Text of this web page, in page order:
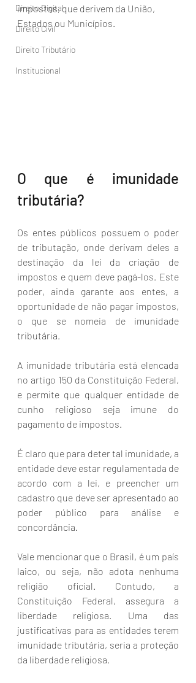
Direito Digital
Direito Civil
Direito Tributário
Institucional
impostos, que derivem da União,
Estados ou Municípios.
O que é imunidade
tributária?
Os entes públicos possuem o poder
de tributação, onde derivam deles a
destinação da lei da criação de
impostos e quem deve pagá-los. Este
poder, ainda garante aos entes, a
oportunidade de não pagar impostos,
o que se nomeia de imunidade
tributária.
A imunidade tributária está elencada
no artigo 150 da Constituição Federal,
e permite que qualquer entidade de
cunho religioso seja imune do
pagamento de impostos.
É claro que para deter tal imunidade, a
entidade deve estar regulamentada de
acordo com a lei, e preencher um
cadastro que deve ser apresentado ao
poder público para análise e
concordância.
Vale mencionar que o Brasil, é um país
laico, ou seja, não adota nenhuma
religião oficial. Contudo, a
Constituição Federal, assegura a
liberdade religiosa. Uma das
justificativas para as entidades terem
imunidade tributária, seria a proteção
da liberdade religiosa.